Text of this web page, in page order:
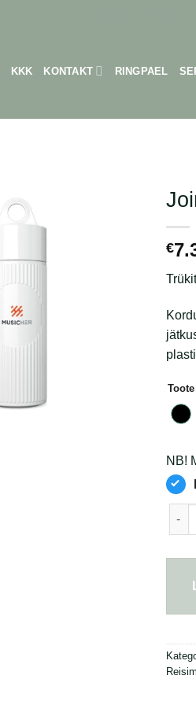
KKK KONTAKT RINGPAEL
€
NB!